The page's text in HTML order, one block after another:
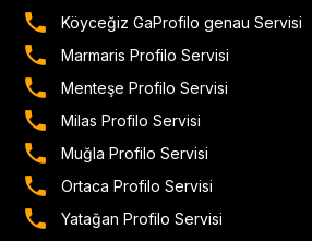
Köyceğiz GaProfilo genau Servisi
Marmaris Profilo Servisi
Menteşe Profilo Servisi
Milas Profilo Servisi
Muğla Profilo Servisi
Ortaca Profilo Servisi
Yatağan Profilo Servisi